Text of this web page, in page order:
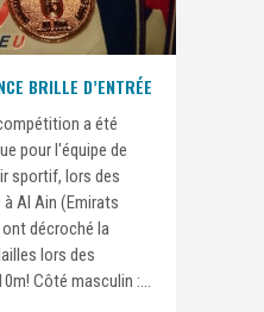
BRILLE D’ENTRÉE
a été
pour l'équipe de
sportif, lors des
Al Ain (Emirats
décroché la
lors des
Côté masculin :...